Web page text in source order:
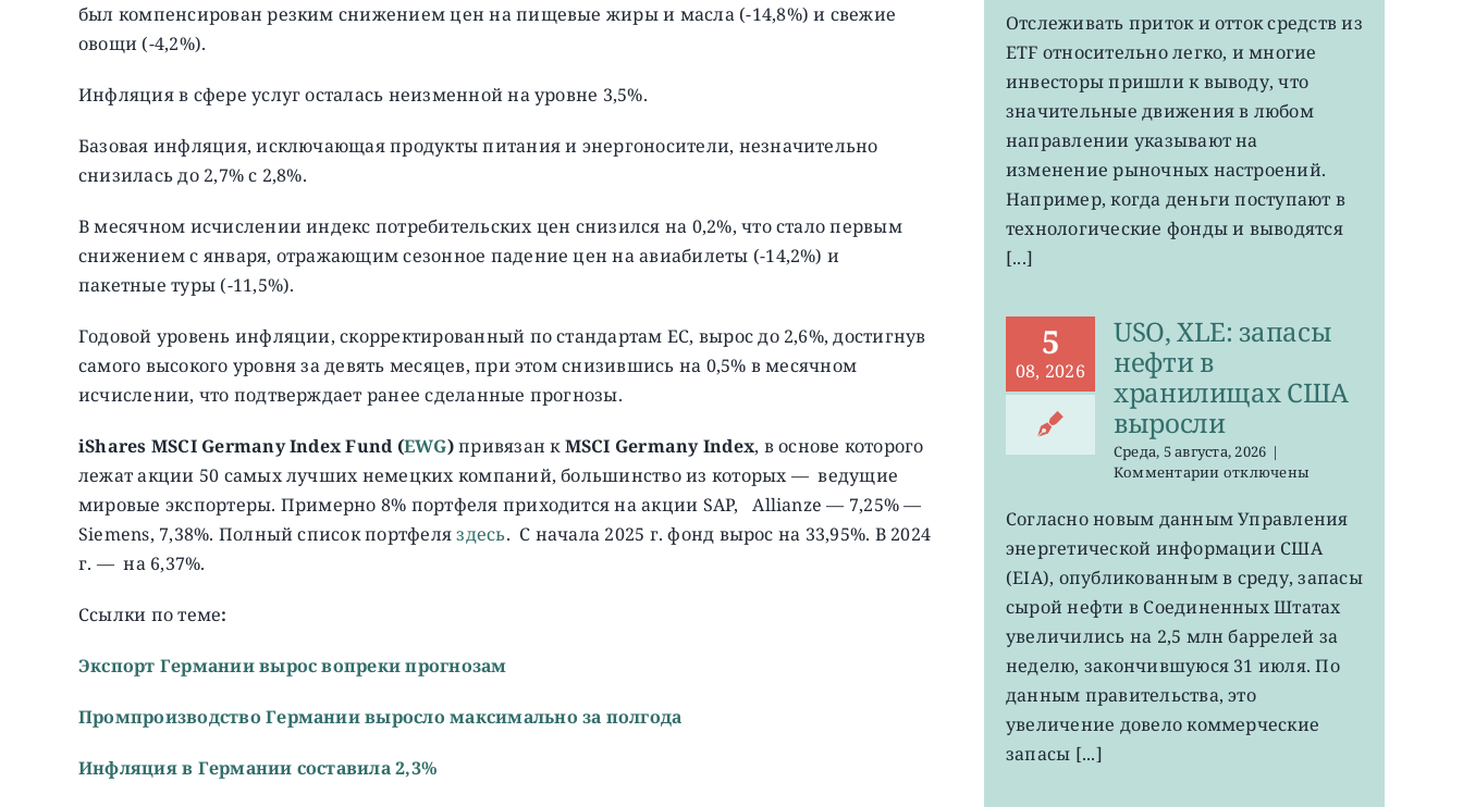
был компенсирован резким снижением цен на пищевые жиры и масла (-14,8%) и свежие
овощи (-4,2%).
Инфляция в сфере услуг осталась неизменной на уровне 3,5%.
Базовая инфляция, исключающая продукты питания и энергоносители, незначительно
снизилась до 2,7% с 2,8%.
В месячном исчислении индекс потребительских цен снизился на 0,2%, что стало первым
снижением с января, отражающим сезонное падение цен на авиабилеты (-14,2%) и
пакетные туры (-11,5%).
Годовой уровень инфляции, скорректированный по стандартам ЕС, вырос до 2,6%, достигнув
самого высокого уровня за девять месяцев, при этом снизившись на 0,5% в месячном
исчислении, что подтверждает ранее сделанные прогнозы.
iShares MSCI Germany Index Fund (EWG)привязан кMSCI Germany Index, в основе которого
лежат акции 50 самых лучших немецких компаний, большинство из которых — ведущие
мировые экспортеры. Примерно 8% портфеля приходится на акции SAP, Allianze — 7,25% —
Siemens, 7,38%. Полный список портфеляздесь. C начала 2025 г. фонд вырос на 33,95%. В 2024
г. — на 6,37%.
Ссылки по теме:
Экспорт Германии вырос вопреки прогнозам
Промпроизводство Германии выросло максимально за полгода
Инфляция в Германии составила 2,3%
О
говорят
потоки
средств
на
рынке
Отслеживать приток и отток средств из
ETF относительно легко, и многие
инвесторы пришли к выводу, что
значительные движения в любом
направлении указывают на
изменение рыночных настроений.
Например, когда деньги поступают в
технологические фонды и выводятся
[...]
5
08, 2026
USO, XLE: запасы
нефти в
хранилищах США
выросли
Среда, 5 августа, 2026 |
Комментариик
USO,
запасы
нефти
хранилищах
США
выросли
отключены
Согласно новым данным Управления
энергетической информации США
(EIA), опубликованным в среду, запасы
сырой нефти в Соединенных Штатах
увеличились на 2,5 млн баррелей за
неделю, закончившуюся 31 июля. По
данным правительства, это
увеличение довело коммерческие
запасы [...]